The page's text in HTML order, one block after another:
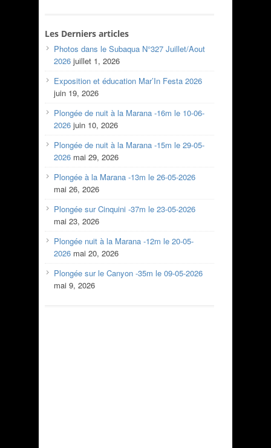
Les Derniers articles
Photos dans le Subaqua N°327 Juillet/Aout
2026 juillet 1, 2026
Exposition et éducation Mar’In Festa 2026
juin 19, 2026
Plongée de nuit à la Marana -16m le 10-06-
2026 juin 10, 2026
Plongée de nuit à la Marana -15m le 29-05-
2026 mai 29, 2026
Plongée à la Marana -13m le 26-05-2026
mai 26, 2026
Plongée sur Cinquini -37m le 23-05-2026
mai 23, 2026
Plongée nuit à la Marana -12m le 20-05-
2026 mai 20, 2026
Plongée sur le Canyon -35m le 09-05-2026
mai 9, 2026